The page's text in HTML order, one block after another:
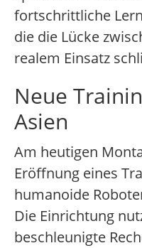
fortschrittliche
die die Lücke
realem Einsatz
Neue
Asien
Am heutigen
Eröffnung eines
humanoide
Die Einrichtung
beschleunigte